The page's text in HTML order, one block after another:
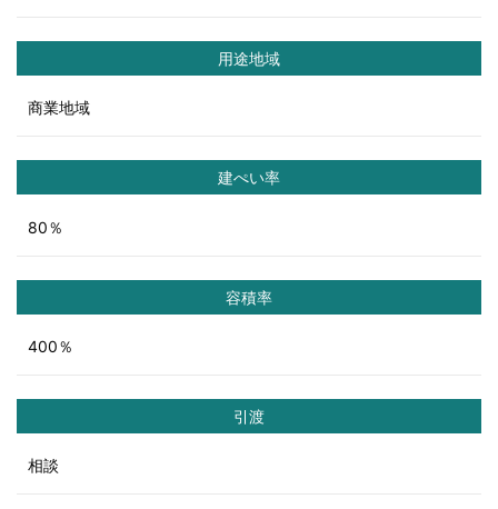
用途地域
商業地域
建ぺい率
80％
容積率
400％
引渡
相談